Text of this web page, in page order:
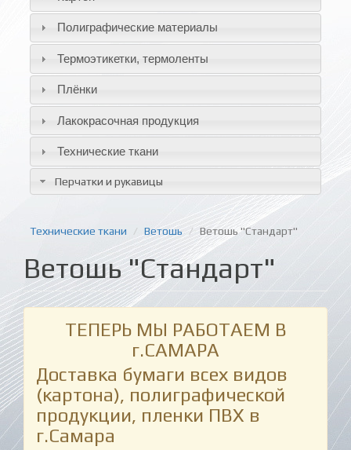
Полиграфические материалы
Термоэтикетки, термоленты
Плёнки
Лакокрасочная продукция
Технические ткани
Перчатки и рукавицы
Технические ткани Ветошь Ветошь "Стандарт"
Ветошь "Стандарт"
ТЕПЕРЬ МЫ РАБОТАЕМ В
г.САМАРА
Доставка бумаги всех видов
(картона), полиграфической
продукции, пленки ПВХ в
г.Самара